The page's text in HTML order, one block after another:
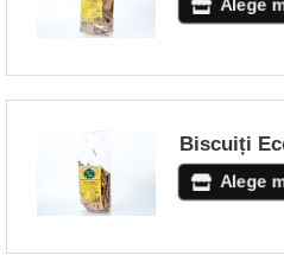
Alege
Biscuiți
Alege